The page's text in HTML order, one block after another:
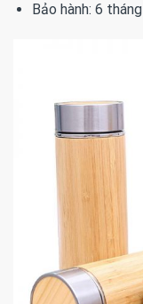
Bảo hành: 6 tháng